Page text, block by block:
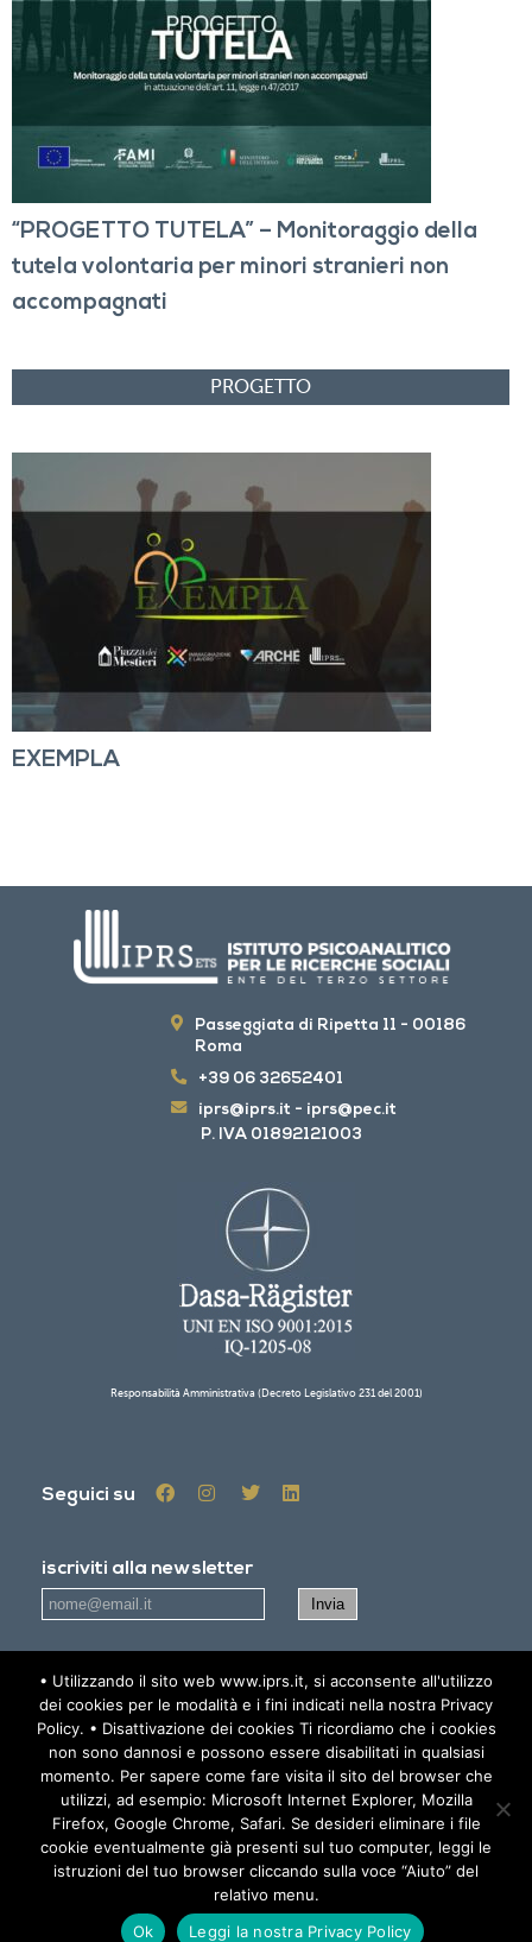
“PROGETTO TUTELA” – Monitoraggio della
tutela volontaria per minori stranieri non
accompagnati
EXEMPLA
Passeggiata di Ripetta 11 - 00186
Roma
+39 06 32652401
iprs@iprs.it - iprs@pec.it
P. IVA 01892121003
Responsabilità Amministrativa (Decreto Legislativo 231 del 2001)
Seguici su
iscriviti alla newsletter
Accettol'informativa sulla privacy - Privacy policy
AREA RISERVATA
© 2019 IPRS - All Rights Reserved - Informativa sulla Privacy -
Privacy Policy
Sito creato e sviluppato daBuZz Communications
• Utilizzando il sito web www.iprs.it, si acconsente all'utilizzo
dei cookies per le modalità e i fini indicati nella nostra Privacy
Policy. • Disattivazione dei cookies Ti ricordiamo che i cookies
non sono dannosi e possono essere disabilitati in qualsiasi
momento. Per sapere come fare visita il sito del browser che
utilizzi, ad esempio: Microsoft Internet Explorer, Mozilla
Firefox, Google Chrome, Safari. Se desideri eliminare i file
cookie eventualmente già presenti sul tuo computer, leggi le
istruzioni del tuo browser cliccando sulla voce “Aiuto” del
relativo menu.
Ok
Leggi la nostra Privacy Policy